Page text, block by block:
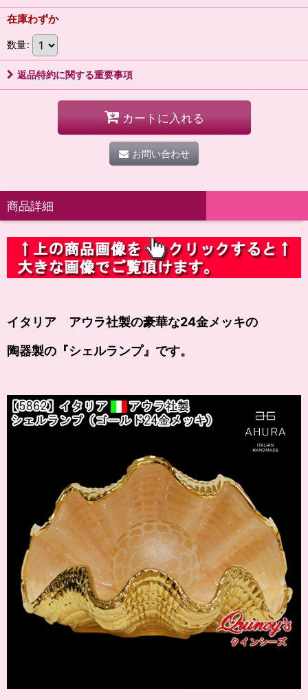
在庫わずか
数量:
返品特約に関する重要事項
カートに入れる
お問い合わせ
商品詳細
イタリア アウラ社製の豪華な24金メッキの
陶器製の 『シェルランプ』 です。